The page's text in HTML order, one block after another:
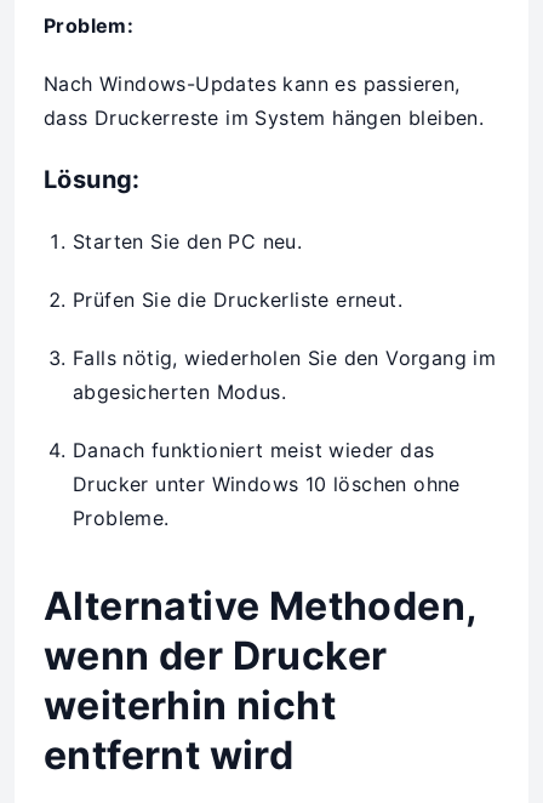
Problem:
Nach Windows-Updates kann es passieren,
dass Druckerreste im System hängen bleiben.
Lösung:
Starten Sie den PC neu.
Prüfen Sie die Druckerliste erneut.
Falls nötig, wiederholen Sie den Vorgang im
abgesicherten Modus.
Danach funktioniert meist wieder das
Drucker unter Windows 10 löschen ohne
Probleme.
Alternative Methoden,
wenn der Drucker
weiterhin nicht
entfernt wird